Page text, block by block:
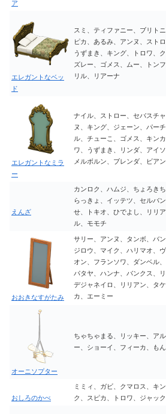
ア
エレガントなベッ
ド
スミ、ティファニー、ブリト
ピカ、あるみ、アンヌ、スト
うずまき、キング、トロワ、
ズレー、ゴメス、ムー、トン
リル、リアーナ
エレガントなミラ
ー
ナイル、ストロー、セバスチ
ヌ、キング、ジェーン、パー
ル、チューこ、ゴメス、キン
ワ、うずまき、リンダ、アイ
メルボルン、ブレンダ、ビア
えんざ
カンロク、ハムジ、ちょろき
らっきょ、イッテツ、セルバ
せ、トキオ、ひでよし、リリ
ル、モモチ
おおきなすがたみ
サリー、アンヌ、タンボ、バ
ジロウ、マイク、ハリマオ、
オン、フランソワ、ダンベル
パタヤ、ハンナ、バンクス、
デジャネイロ、リリアン、タ
カ、エーミー
オーニソプター
ちゃちゃまる、リッキー、ア
ー、ショーイ、フィーカ、も
おしろのかべ
ミミィ、ガビ、クマロス、キ
ク、スピカ、トロワ、ジャッ